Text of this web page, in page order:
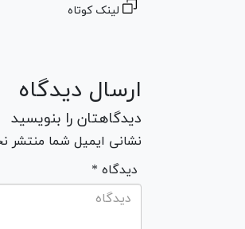
لینک کوتاه
ارسال دیدگاه
دیدگاهتان را بنویسید
نشانی ایمیل شما منتشر
* دیدگاه